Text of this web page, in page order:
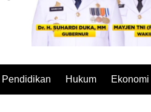
Pendidikan Hukum Ekonomi